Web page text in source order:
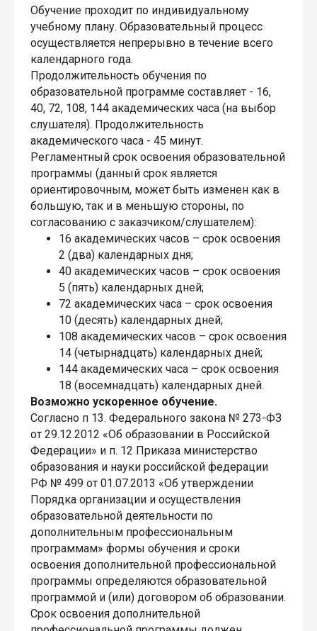
Обучение проходит по индивидуальному
учебному плану. Образовательный процесс
осуществляется непрерывно в течение всего
календарного года.
Продолжительность обучения по
образовательной программе составляет - 16,
40, 72, 108, 144 академических часа (на выбор
слушателя). Продолжительность
академического часа - 45 минут.
Регламентный срок освоения образовательной
программы (данный срок является
ориентировочным, может быть изменен как в
большую, так и в меньшую стороны, по
согласованию с заказчиком/слушателем):
16 академических часов – срок освоения
2 (два) календарных дня;
40 академических часов – срок освоения
5 (пять) календарных дней;
72 академических часа – срок освоения
10 (десять) календарных дней;
108 академических часов – срок освоения
14 (четырнадцать) календарных дней;
144 академических часа – срок освоения
18 (восемнадцать) календарных дней.
Возможно ускоренное обучение.
Согласно п 13. Федерального закона № 273-ФЗ
от 29.12.2012 «Об образовании в Российской
Федерации» и п. 12 Приказа министерство
образования и науки российской федерации
РФ № 499 от 01.07.2013 «Об утверждении
Порядка организации и осуществления
образовательной деятельности по
дополнительным профессиональным
программам» формы обучения и сроки
освоения дополнительной профессиональной
программы определяются образовательной
программой и (или) договором об образовании.
Срок освоения дополнительной